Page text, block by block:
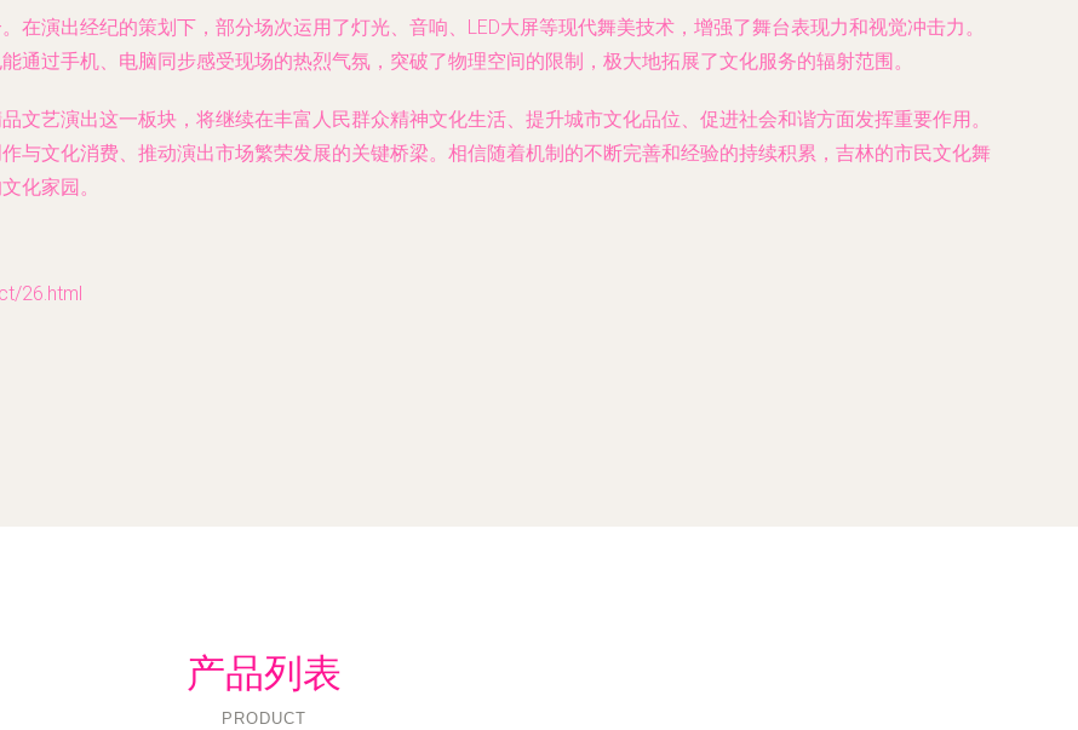
在演出经纪的策划下，部分场次运用了灯光、音响、LED大屏等现代舞美技术，增强了舞台表现力和视觉冲击力。
通过手机、电脑同步感受现场的热烈气氛，突破了物理空间的限制，极大地拓展了文化服务的辐射范围。
文艺演出这一板块，将继续在丰富人民群众精神文化生活、提升城市文化品位、促进社会和谐方面发挥重要作用。
与文化消费、推动演出市场繁荣发展的关键桥梁。相信随着机制的不断完善和经验的持续积累，吉林的市民文化舞
化家园。
26.html
产品列表
PRODUCT